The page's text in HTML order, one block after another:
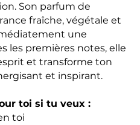
Son parfum de
fraîche, végétale et
une
les premières notes, elle
et transforme ton
et inspirant.
toi si tu veux :
toi